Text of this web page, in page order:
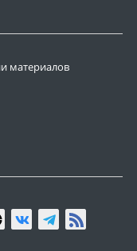
материалов